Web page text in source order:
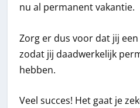
nu al permanent vakantie.
Zorg er dus voor dat jij
zodat jij daadwerkelijk
hebben.
Veel succes! Het gaat je